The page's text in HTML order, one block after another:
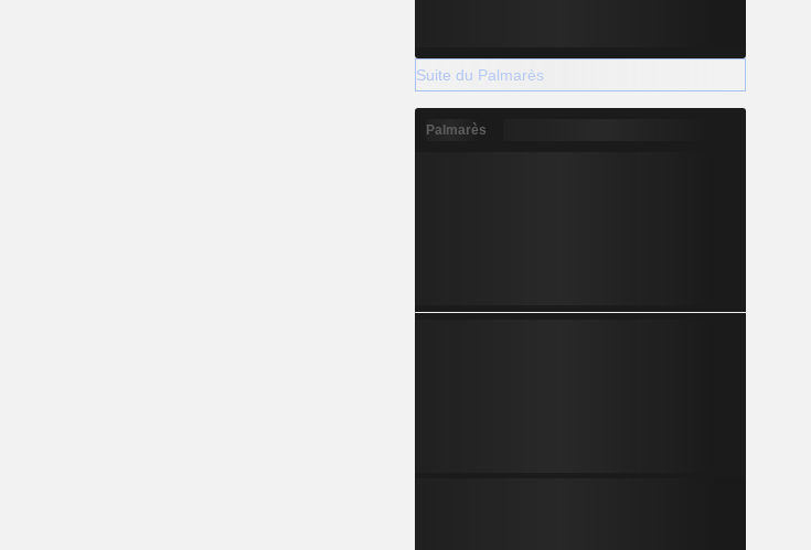
Suite du Palmarès
Palmarès